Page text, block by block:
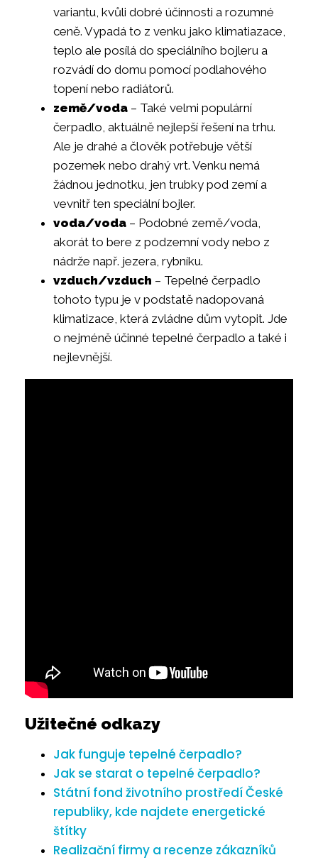
variantu, kvůli dobré účinnosti a rozumné
ceně. Vypadá to z venku jako klimatiazace,
teplo ale posílá do speciálního bojleru a
rozvádí do domu pomocí podlahového
topení nebo radiátorů.
země/voda – Také velmi populární
čerpadlo, aktuálně nejlepší řešení na trhu.
Ale je drahé a člověk potřebuje větší
pozemek nebo drahý vrt. Venku nemá
žádnou jednotku, jen trubky pod zemí a
vevnitř ten speciální bojler.
voda/voda – Podobné země/voda,
akorát to bere z podzemní vody nebo z
nádrže např. jezera, rybníku.
vzduch/vzduch – Tepelné čerpadlo
tohoto typu je v podstatě nadopovaná
klimatizace, která zvládne dům vytopit. Jde
o nejméně účinné tepelné čerpadlo a také i
nejlevnější.
Užitečné odkazy
Jak funguje tepelné čerpadlo?
Jak se starat o tepelné čerpadlo?
Státní fond životního prostředí České
republiky, kde najdete energetické
štítky
Realizační firmy a recenze zákazníků